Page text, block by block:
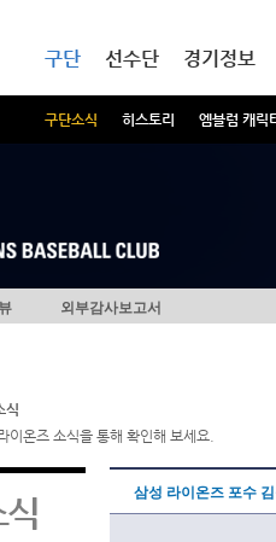
구단
구단소식 히스토리 엠블럼 캐릭
선수단 경기정보
외부감사보고서
식
온즈 소식을 통해 확인해 보세요.
삼성 라이온즈 포수